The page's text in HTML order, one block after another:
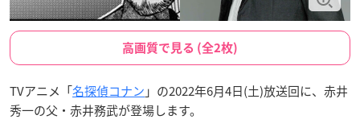
高画質で見る (全2枚)
TVアニメ「名探偵コナン 」の2022年6月4日(土)放送回に、赤井
秀一の父・赤井務武が登場します。